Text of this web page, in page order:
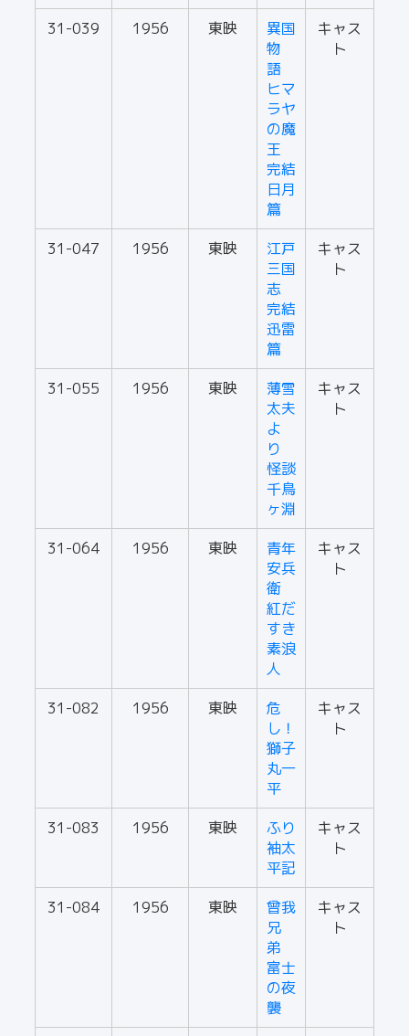
31-039 1956 東映
異国
物
語
ヒマ
ラヤ
の魔
王
完結
日月
篇
キャス
ト
31-047 1956 東映
江戸
三国
志
完結
迅雷
篇
キャス
ト
31-055 1956 東映
薄雪
太夫
よ
り
怪談
千鳥
ヶ淵
キャス
ト
31-064 1956 東映
青年
安兵
衛
紅だ
すき
素浪
人
キャス
ト
31-082 1956 東映
危
し！
獅子
丸一
平
キャス
ト
31-083 1956 東映
ふり
袖太
平記
キャス
ト
31-084 1956 東映
曾我
兄
弟
富士
の夜
襲
キャス
ト